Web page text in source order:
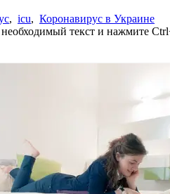
, icu, Коронавирус в Украине
текст и нажмите